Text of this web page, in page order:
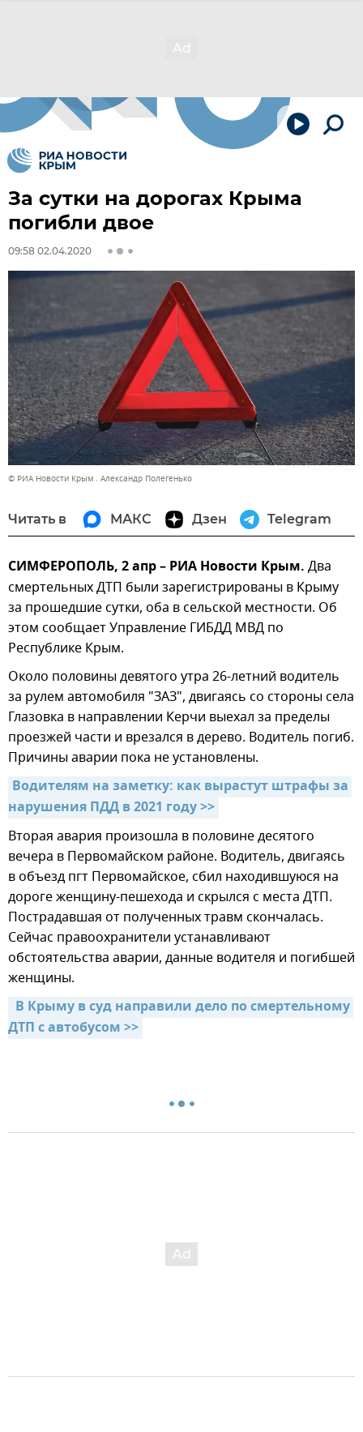
За сутки на дорогах Крыма
погибли двое
09:58 02.04.2020
© РИА Новости Крым . Александр Полегенько
Читать в МАКС Дзен Telegram
СИМФЕРОПОЛЬ, 2 апр – РИА Новости Крым. Два
смертельных ДТП были зарегистрированы в Крыму
за прошедшие сутки, оба в сельской местности. Об
этом сообщает Управление ГИБДД МВД по
Республике Крым.
Около половины девятого утра 26-летний водитель
за рулем автомобиля "ЗАЗ", двигаясь со стороны села
Глазовка в направлении Керчи выехал за пределы
проезжей части и врезался в дерево. Водитель погиб.
Причины аварии пока не установлены.
Водителям на заметку: как вырастут штрафы за
нарушения ПДД в 2021 году >>
Вторая авария произошла в половине десятого
вечера в Первомайском районе. Водитель, двигаясь
в объезд пгт Первомайское, сбил находившуюся на
дороге женщину-пешехода и скрылся с места ДТП.
Пострадавшая от полученных травм скончалась.
Сейчас правоохранители устанавливают
обстоятельства аварии, данные водителя и погибшей
женщины.
В Крыму в суд направили дело по смертельному
ДТП с автобусом >>